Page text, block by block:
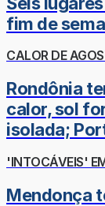
fim de
CALOR DE
Rondônia
calor, sol
isolada;
'INTOCÁVEIS'
Mendonça